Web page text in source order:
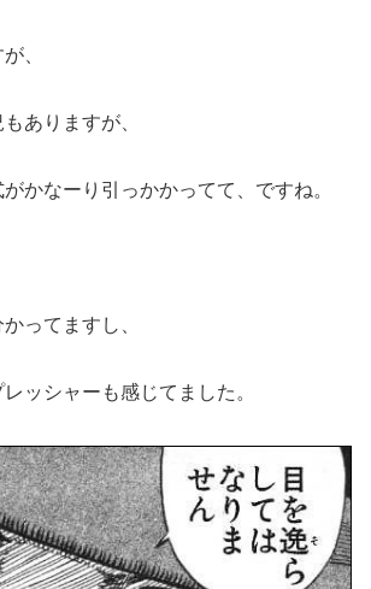
、
ありますが、
かなーり引っかかってて、ですね。
ってますし、
ッシャーも感じてました。